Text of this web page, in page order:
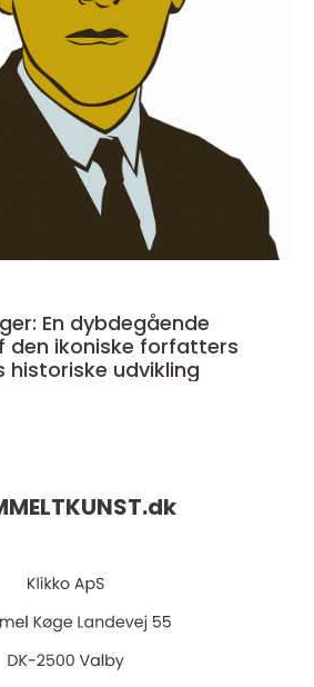
En dybdegående
ikoniske forfatters
udvikling
dk